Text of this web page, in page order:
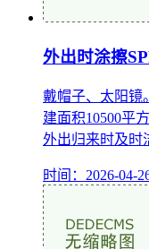
外出时涂擦
戴帽子、太阳镜
建面积10500平
外出归来时及时
时间：2026-04-